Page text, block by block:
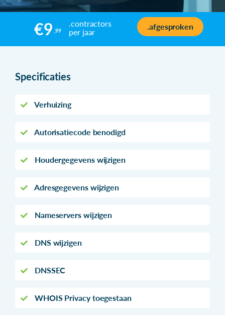
€9 ,99
.contractors
per jaar
.afgesproken
Specificaties
Verhuizing
Autorisatiecode benodigd
Houdergegevens wijzigen
Adresgegevens wijzigen
Nameservers wijzigen
DNS wijzigen
DNSSEC
WHOIS Privacy toegestaan